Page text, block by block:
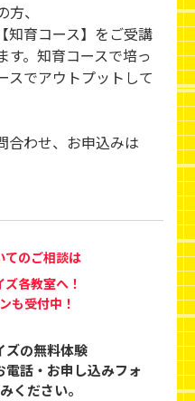
、
知育コース】をご受講
す。知育コースで培っ
スでアウトプットして
わせ、お申込みは
てのご相談は
各教室へ！
も受付中！
ズの無料体験
電話・お申し込みフォ
ください。